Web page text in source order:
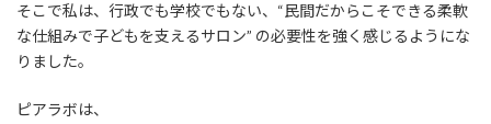
そこで私は、行政でも学校でもない、“民間だからこそできる柔軟
な仕組みで子どもを支えるサロン” の必要性を強く感じるようにな
りました。
ピアラボは、